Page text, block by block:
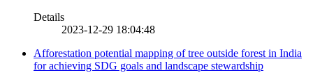
Details
2023-12-29 18:04:48
Afforestation potential mapping of tree outside forest in India
for achieving SDG goals and landscape stewardship